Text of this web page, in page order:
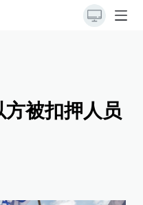
被扣押人员